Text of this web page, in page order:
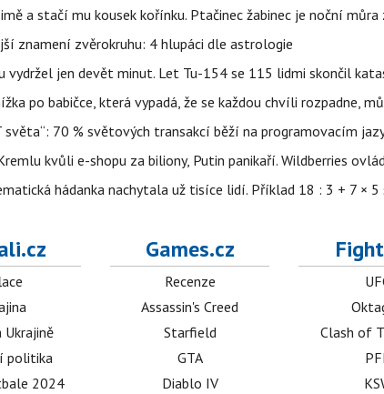
a stačí mu kousek kořínku. Ptačinec žabinec je noční
znamení zvěrokruhu: 4 hlupáci dle astrologie
vydržel jen devět minut. Let Tu-154 se 115 lidmi skončil
po babičce, která vypadá, že se každou chvíli rozpadne,
světa“: 70 % světových transakcí běží na programovacím
kvůli e-shopu za biliony, Putin panikaří. Wildberries
hádanka nachytala už tisíce lidí. Příklad 18 : 3 + 7 ×
Ukrajině
politika
2024
Games.cz
Recenze
Assassin's Creed
Starfield
GTA
Diablo IV
Clash of